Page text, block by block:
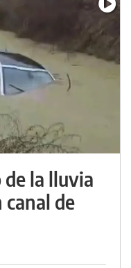
la lluvia
canal de